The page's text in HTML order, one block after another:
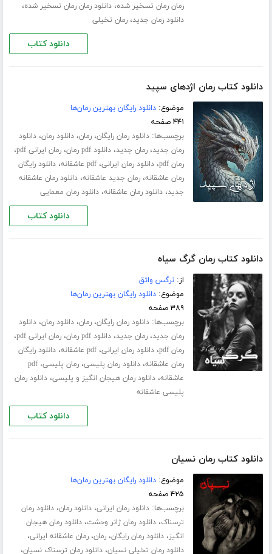
رمان رمان تسخیر شده،دانلود رمان رمان تسخیر شده،
دانلود رمان جدید،رمان تخیلی
دانلود کتاب
دانلود کتاب رمان اژدهای سپید
موضوع:دانلود رایگان بهترین رمان‌ها
۴۴۱ صفحه
برچسب‌ها:دانلود رمان رایگان،رمان،دانلود رمان،دانلود
رمان جدید،رمان جدید،دانلود pdf رمان ،رمان ایرانی pdf ،
رمان pdf ،دانلود رمان ایرانی،pdf عاشقانه ،دانلود رایگان
رمان عاشقانه،رمان جدید عاشقانه،دانلود رمان عاشقانه
جدید،دانلود رمان عاشقانه،دانلود رمان معمایی
دانلود کتاب
دانلود کتاب رمان گرگ سیاه
از:نرگس واثق
موضوع:دانلود رایگان بهترین رمان‌ها
۳۸۹ صفحه
برچسب‌ها:دانلود رمان رایگان،رمان،دانلود رمان،دانلود
رمان جدید،رمان جدید،دانلود pdf رمان ،رمان ایرانی pdf ،
رمان pdf ،دانلود رمان ایرانی،pdf عاشقانه ،دانلود رایگان
رمان عاشقانه،دانلود رمان پلیسی،
رمان پلیسی، pdf
عاشقانه،دانلود رمان هیجان انگیز و پلیسی،دانلود رمان
پلیسی عاشقانه
دانلود کتاب
دانلود کتاب رمان نسیان
موضوع:دانلود رایگان بهترین رمان‌ها
۴۲۵ صفحه
برچسب‌ها:دانلود رمان ایرانی،دانلود رمان،دانلود رمان
ترسناک،دانلود رمان ژانر وحشت،دانلود رمان هیجان
انگیز،دانلود رمان رایگان،رمان،رمان عاشقانه ایرانی،
دانلود رمان تخیلی نسیان،دانلود رمان ترسناک نسیان،